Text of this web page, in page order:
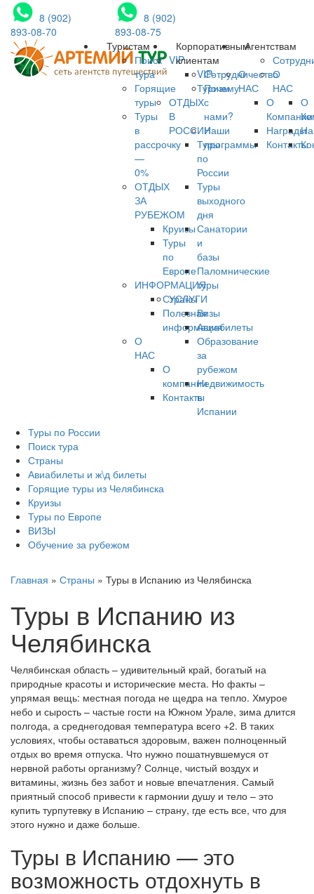
8 (902)
893-08-70
8 (902)
893-08-75
Туристам
Поиск
тура
Горящие
туры
Туры
в
рассрочку
—
0%
ОТДЫХ
ЗА
РУБЕЖОМ
Круизы
Туры
по
Европе
ИНФОРМАЦИЯ
Страны
Полезная
информация
О
НАС
О
компании
Контакты
VIP
VIP-
Туризм
ОТДЫХ
В
РОССИИ
Туры
по
России
Туры
выходного
дня
Санатории
и
базы
Паломнические
туры
УСЛУГИ
Визы
Авиабилеты
Образование
за
рубежом
Недвижимость
в
Испании
Корпоративным
клиентам
Сотрудничество
Почему
с
нами?
Наши
программы
О
НАС
О
Компании
Награды
Контакты
Агентствам
О
НАС
О
Туры по России
Поиск тура
Страны
Авиабилеты и ж\д билеты
Горящие туры из Челябинска
Круизы
Туры по Европе
ВИЗЫ
Обучение за рубежом
Главная » Страны » Туры в Испанию из Челябинска
Туры в Испанию из
Челябинска
Челябинская область – удивительный край, богатый на
природные красоты и исторические места. Но факты –
упрямая вещь: местная погода не щедра на тепло. Хмурое
небо и сырость – частые гости на Южном Урале, зима длится
полгода, а среднегодовая температура всего +2. В таких
условиях, чтобы оставаться здоровым, важен полноценный
отдых во время отпуска. Что нужно пошатнувшемуся от
нервной работы организму? Солнце, чистый воздух и
витамины, жизнь без забот и новые впечатления. Самый
приятный способ привести к гармонии душу и тело – это
купить турпутевку в Испанию – страну, где есть все, что для
этого нужно и даже больше.
Туры в Испанию — это
возможность отдохнуть в